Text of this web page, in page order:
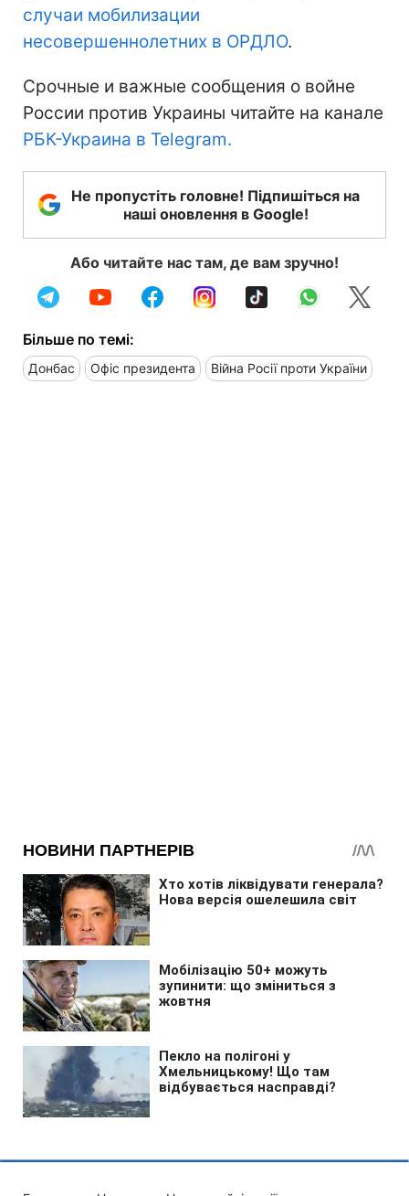
случаи мобилизации
несовершеннолетних в ОРДЛО.
Срочные и важные сообщения о войне
России против Украины читайте на канале
РБК-Украина в Telegram.
Не пропустіть головне! Підпишіться на
наші оновлення в Google!
Або читайте нас там, де вам зручно!
Більше по темі:
Донбас Офіс президента Війна Росії проти України